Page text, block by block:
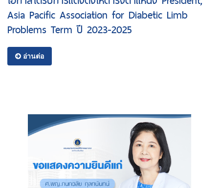
Asia Pacific Association for Diabetic Limb
Problems Term ปี 2023-2025
อ่านต่อ